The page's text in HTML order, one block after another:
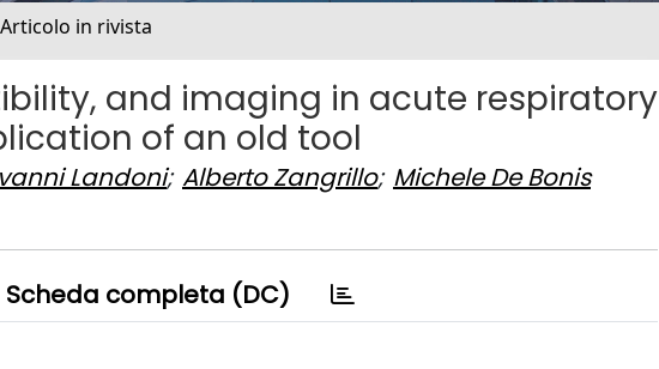
in rivista
and imaging in acute respiratory
of an old tool
Landoni; Alberto Zangrillo; Michele De Bonis
Scheda completa (DC)